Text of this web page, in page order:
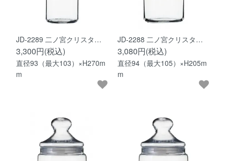
JD-2289 二ノ宮クリスタ…
3,300円(税込)
直径93（最大103）×H270m
m
JD-2288 二ノ宮クリスタ…
3,080円(税込)
直径94（最大105）×H205m
m